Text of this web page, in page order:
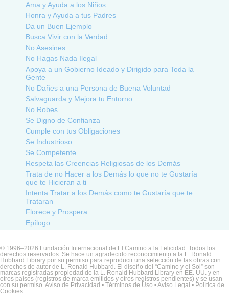
Ama y Ayuda a los Niños
Honra y Ayuda a tus Padres
Da un Buen Ejemplo
Busca Vivir con la Verdad
No Asesines
No Hagas Nada Ilegal
Apoya a un Gobierno Ideado y Dirigido para Toda la
Gente
No Dañes a una Persona de Buena Voluntad
Salvaguarda y Mejora tu Entorno
No Robes
Se Digno de Confianza
Cumple con tus Obligaciones
Se Industrioso
Se Competente
Respeta las Creencias Religiosas de los Demás
Trata de no Hacer a los Demás lo que no te Gustaría
que te Hicieran a ti
Intenta Tratar a los Demás como te Gustaría que te
Trataran
Florece y Prospera
Epílogo
© 1996–2026 Fundación Internacional de El Camino a la Felicidad. Todos los
derechos reservados. Se hace un agradecido reconocimiento a la L. Ronald
Hubbard Library por su permiso para reproducir una selección de las obras con
derechos de autor de L. Ronald Hubbard. El diseño del “Camino y el Sol” son
marcas registradas propiedad de la L. Ronald Hubbard Library en EE. UU. y en
otros países (registros de marca emitidos y otros registros pendientes) y se usan
con su permiso. Aviso de Privacidad • Términos de Uso •Aviso Legal • Política de
Cookies